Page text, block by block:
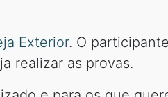
Exterior. O
realizar as provas.